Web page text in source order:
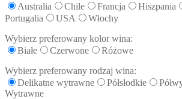
Australia
Chile Francja Hiszpania
Portugalia
USA
Włochy
Wybierz preferowany kolor wina:
Białe
Czerwone
Różowe
Wybierz preferowany rodzaj wina:
Delikatne wytrawne
Półsłodkie
Wytrawne